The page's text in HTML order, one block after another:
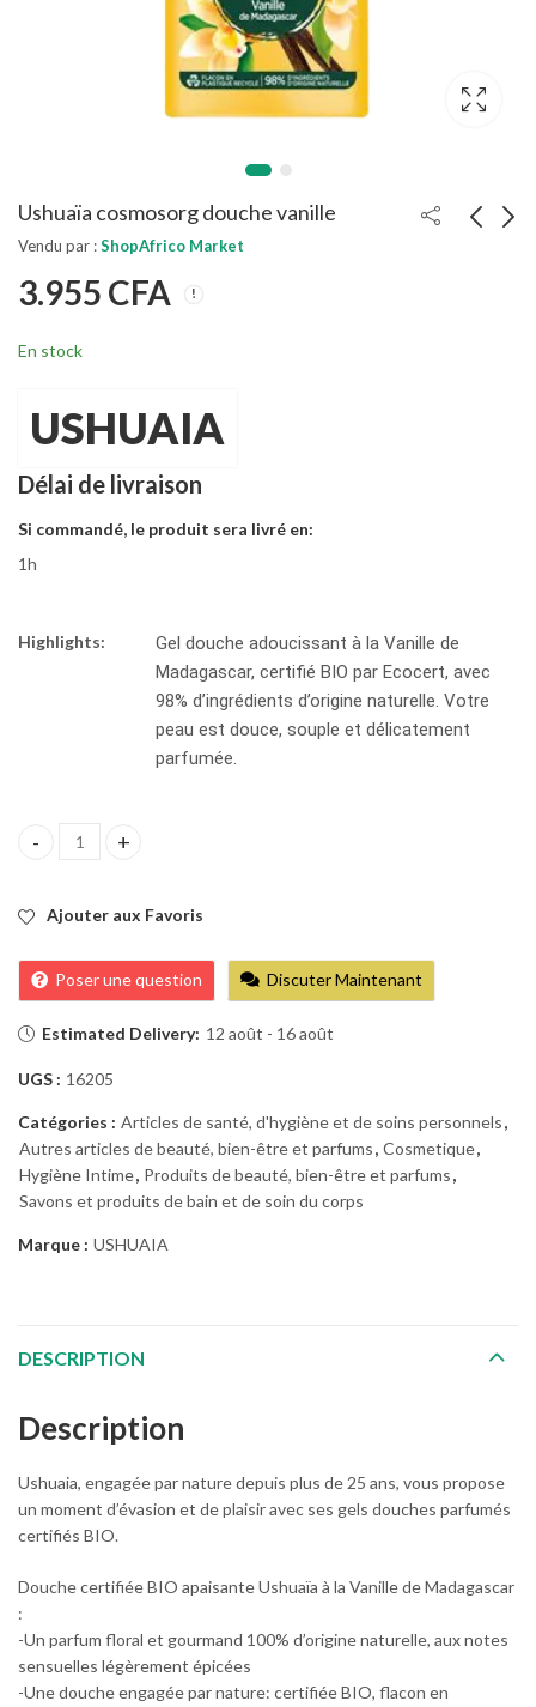
Ushuaïa cosmosorg douche vanille
Vendu par :ShopAfrico Market
3.955 CFA
En stock
USHUAIA
Délai de livraison
Si commandé, le produit sera livré en:
1h
Highlights:
Gel douche adoucissant à la Vanille de
Madagascar, certifié BIO par Ecocert, avec
98% d’ingrédients d’origine naturelle. Votre
peau est douce, souple et délicatement
parfumée.
Ushuaïa cosmosorg douche vanille quantity
Ajouter aux Favoris
Poser une question Discuter Maintenant
Estimated Delivery: 12 août - 16 août
UGS : 16205
Catégories : Articles de santé, d'hygiène et de soins personnels,
Autres articles de beauté, bien-être et parfums, Cosmetique,
Hygiène Intime, Produits de beauté, bien-être et parfums,
Savons et produits de bain et de soin du corps
Marque : USHUAIA
DESCRIPTION
Description
Ushuaia, engagée par nature depuis plus de 25 ans, vous propose
un moment d’évasion et de plaisir avec ses gels douches parfumés
certifiés BIO.
Douche certifiée BIO apaisante Ushuaïa à la Vanille de Madagascar
:
-Un parfum floral et gourmand 100% d’origine naturelle, aux notes
sensuelles légèrement épicées
-Une douche engagée par nature: certifiée BIO, flacon en